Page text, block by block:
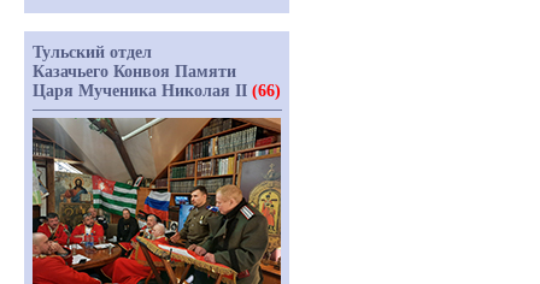
Тульский отдел
Казачьего Конвоя Памяти
Царя Мученика Николая II (66)